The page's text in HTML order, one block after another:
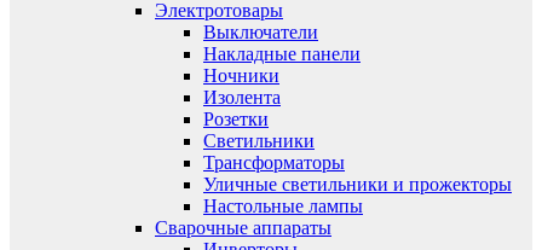
Электротовары
Выключатели
Накладные панели
Ночники
Изолента
Розетки
Светильники
Трансформаторы
Уличные светильники и прожекторы
Настольные лампы
Сварочные аппараты